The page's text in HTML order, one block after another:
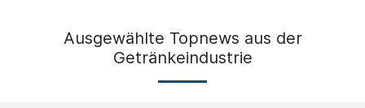
Ausgewählte Topnews aus der
Getränkeindustrie